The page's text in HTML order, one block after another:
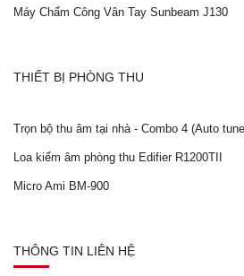
Máy Chấm Công Vân Tay Sunbeam J130
THIẾT BỊ PHÒNG THU
Trọn bộ thu âm tại nhà - Combo 4 (Auto
Loa kiểm âm phòng thu Edifier R1200TII
Micro Ami BM-900
THÔNG TIN LIÊN HỆ